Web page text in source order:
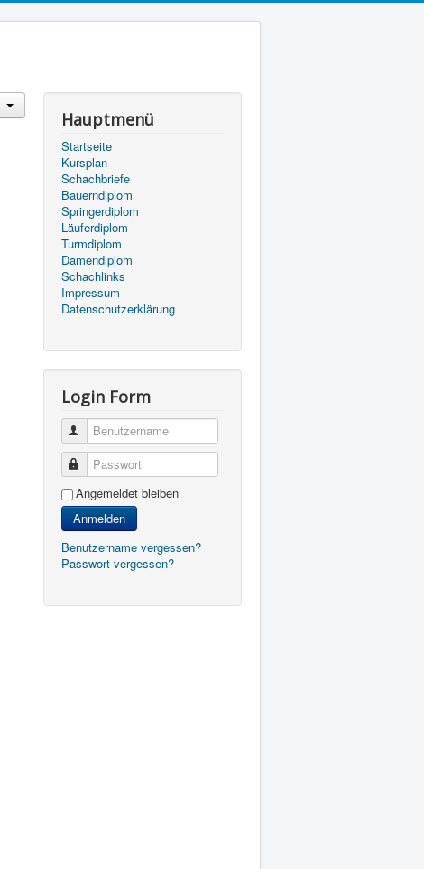
Hauptmenü
Startseite
Kursplan
Schachbriefe
Bauerndiplom
Springerdiplom
Läuferdiplom
Turmdiplom
Damendiplom
Schachlinks
Impressum
Datenschutzerklärung
Login Form
Benutzername
Passwort
Angemeldet bleiben
Anmelden
Benutzername vergessen?
Passwort vergessen?